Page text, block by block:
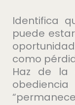
Identifica
puede
como
Haz de la